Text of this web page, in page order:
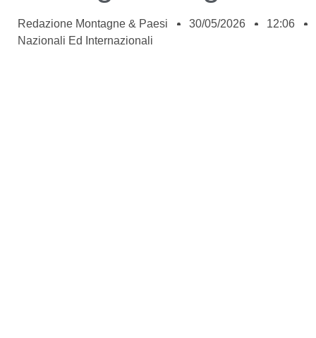
Redazione Montagne & Paesi 30/05/2026
12:06
Nazionali Ed Internazionali